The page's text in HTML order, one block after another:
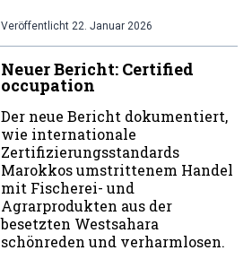
Veröffentlicht 22. Januar 2026
Neuer Bericht: Certified
occupation
Der neue Bericht dokumentiert,
wie internationale
Zertifizierungsstandards
Marokkos umstrittenem Handel
mit Fischerei- und
Agrarprodukten aus der
besetzten Westsahara
schönreden und verharmlosen.